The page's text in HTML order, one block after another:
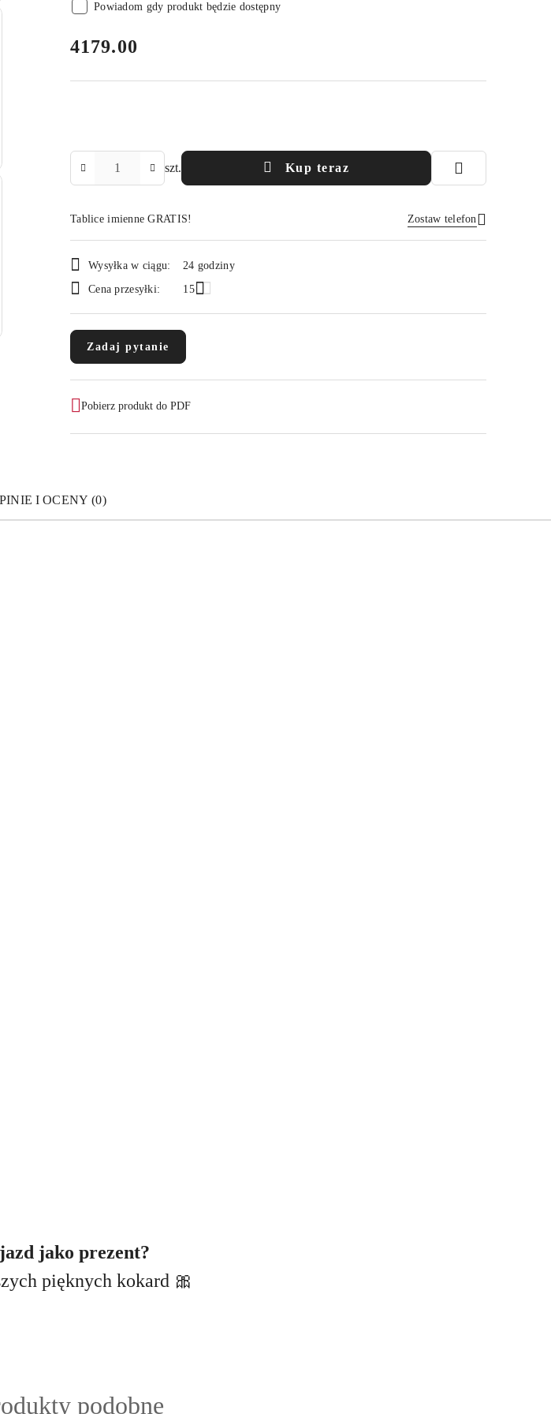
Powiadom gdy produkt będzie dostępny
cena:
4179.00
szt. Kup teraz
Tablice imienne GRATIS! Zostaw telefon
Wyślij
Dostępność
i
Wysyłka w ciągu:
24 godziny
Cena przesyłki:
15
Zadaj pytanie
Pobierz produkt do PDF
I OCENY (0)
jako prezent?
pięknych kokard 🎀
podobne